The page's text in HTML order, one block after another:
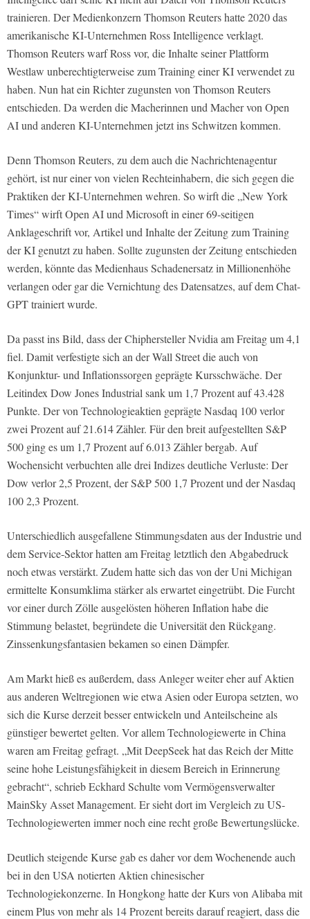
trainieren. Der Medienkonzern Thomson Reuters hatte 2020 das
amerikanische KI-Unternehmen Ross Intelligence verklagt.
Thomson Reuters warf Ross vor, die Inhalte seiner Plattform
Westlaw unberechtigterweise zum Training einer KI verwendet zu
haben. Nun hat ein Richter zugunsten von Thomson Reuters
entschieden. Da werden die Macherinnen und Macher von Open
AI und anderen KI-Unternehmen jetzt ins Schwitzen kommen.
Denn Thomson Reuters, zu dem auch die Nachrichtenagentur
gehört, ist nur einer von vielen Rechteinhabern, die sich gegen die
Praktiken der KI-Unternehmen wehren. So wirft die „New York
Times“ wirft Open AI und Microsoft in einer 69-seitigen
Anklageschrift vor, Artikel und Inhalte der Zeitung zum Training
der KI genutzt zu haben. Sollte zugunsten der Zeitung entschieden
werden, könnte das Medienhaus Schadenersatz in Millionenhöhe
verlangen oder gar die Vernichtung des Datensatzes, auf dem Chat-
GPT trainiert wurde.
Da passt ins Bild, dass der Chiphersteller Nvidia am Freitag um 4,1
fiel. Damit verfestigte sich an der Wall Street die auch von
Konjunktur- und Inflationssorgen geprägte Kursschwäche. Der
Leitindex Dow Jones Industrial sank um 1,7 Prozent auf 43.428
Punkte. Der von Technologieaktien geprägte Nasdaq 100 verlor
zwei Prozent auf 21.614 Zähler. Für den breit aufgestellten S&P
500 ging es um 1,7 Prozent auf 6.013 Zähler bergab. Auf
Wochensicht verbuchten alle drei Indizes deutliche Verluste: Der
Dow verlor 2,5 Prozent, der S&P 500 1,7 Prozent und der Nasdaq
100 2,3 Prozent.
Unterschiedlich ausgefallene Stimmungsdaten aus der Industrie und
dem Service-Sektor hatten am Freitag letztlich den Abgabedruck
noch etwas verstärkt. Zudem hatte sich das von der Uni Michigan
ermittelte Konsumklima stärker als erwartet eingetrübt. Die Furcht
vor einer durch Zölle ausgelösten höheren Inflation habe die
Stimmung belastet, begründete die Universität den Rückgang.
Zinssenkungsfantasien bekamen so einen Dämpfer.
Am Markt hieß es außerdem, dass Anleger weiter eher auf Aktien
aus anderen Weltregionen wie etwa Asien oder Europa setzten, wo
sich die Kurse derzeit besser entwickeln und Anteilscheine als
günstiger bewertet gelten. Vor allem Technologiewerte in China
waren am Freitag gefragt. „Mit DeepSeek hat das Reich der Mitte
seine hohe Leistungsfähigkeit in diesem Bereich in Erinnerung
gebracht“, schrieb Eckhard Schulte vom Vermögensverwalter
MainSky Asset Management. Er sieht dort im Vergleich zu US-
Technologiewerten immer noch eine recht große Bewertungslücke.
Deutlich steigende Kurse gab es daher vor dem Wochenende auch
bei in den USA notierten Aktien chinesischer
Technologiekonzerne. In Hongkong hatte der Kurs von Alibaba mit
einem Plus von mehr als 14 Prozent bereits darauf reagiert, dass die